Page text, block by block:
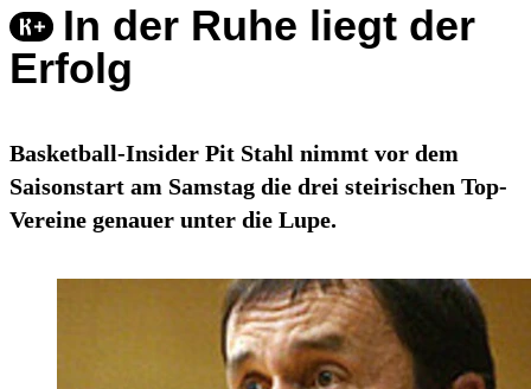
In der Ruhe liegt der
Erfolg
Basketball-Insider Pit Stahl nimmt vor dem
Saisonstart am Samstag die drei steirischen Top-
Vereine genauer unter die Lupe.